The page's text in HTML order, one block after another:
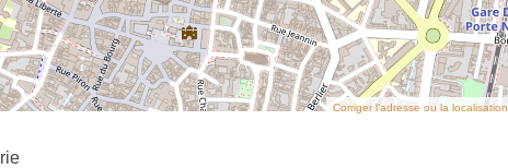
Corriger l’adresse ou la localisation